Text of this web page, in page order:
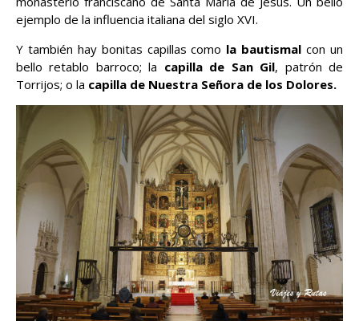
ejemplo de la influencia italiana del siglo XVI.
Y también hay bonitas capillas como la bautismal con un
bello retablo barroco; la capilla de San Gil, patrón de
Torrijos; o la capilla de Nuestra Señora de los Dolores.